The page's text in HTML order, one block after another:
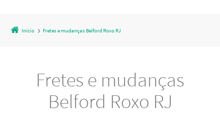
Início Fretes e mudanças Belford Roxo RJ
Fretes e mudanças
Belford Roxo RJ